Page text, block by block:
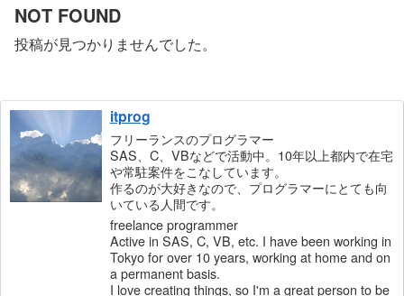
NOT FOUND
投稿が見つかりませんでした。
itprog
フリーランスのプログラマー
SAS、C、VBなどで活動中。10年以上都内で在宅
や常駐案件をこなしています。
作るのが大好きなので、プログラマーにとても向
いている人間です。
freelance programmer
Active in SAS, C, VB, etc. I have been working in
Tokyo for over 10 years, working at home and on
a permanent basis.
I love creating things, so I'm a great person to be